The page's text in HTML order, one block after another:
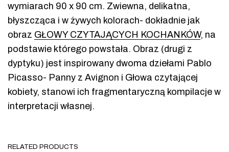
wymiarach 90 x 90 cm. Zwiewna, delikatna,
błyszcząca i w żywych kolorach- dokładnie jak
obraz GŁOWY CZYTAJĄCYCH KOCHANKÓW, na
podstawie którego powstała. Obraz (drugi z
dyptyku) jest inspirowany dwoma dziełami Pablo
Picasso- Panny z Avignon i Głowa czytającej
kobiety, stanowi ich fragmentaryczną kompilacje w
interpretacji własnej.
RELATED PRODUCTS